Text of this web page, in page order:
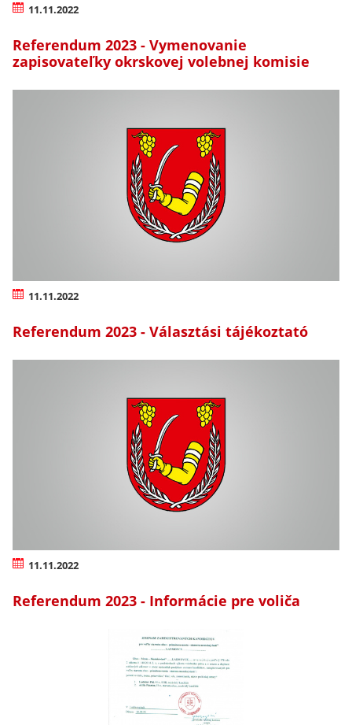
11.11.2022
Referendum 2023 - Vymenovanie
zapisovateľky okrskovej volebnej komisie
11.11.2022
Referendum 2023 - Választási tájékoztató
11.11.2022
Referendum 2023 - Informácie pre voliča